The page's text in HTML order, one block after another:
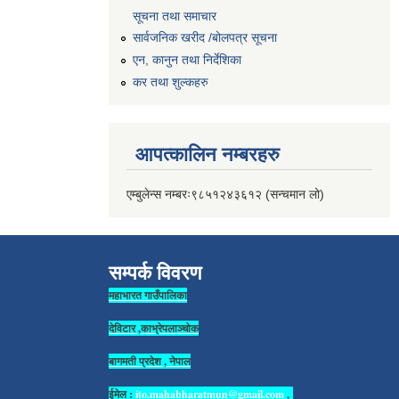
सूचना तथा समाचार
सार्वजनिक खरीद /बोलपत्र सूचना
एन, कानुन तथा निर्देशिका
कर तथा शुल्कहरु
आपत्कालिन नम्बरहरु
एम्बुलेन्स नम्बरः९८५१२४३६१२ (सन्चमान लो)
सम्पर्क विवरण
महाभारत गाउँपालिका
देविटार ,काभ्रेपलाञ्चोक
बागमती प्रदेश , नेपाल
ईमेल : ito.mahabharatmun@gmail.com,